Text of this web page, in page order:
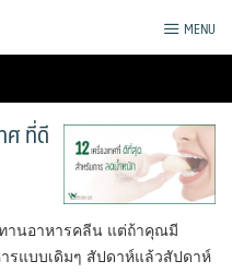
MENU
ศ ที่ดี
านอาหารคลีน แต่ถ้าคุณมี
รแบบเดิมๆ สัปดาห์แล้วสัปดาห์